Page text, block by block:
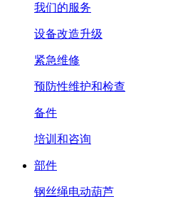
我们的服务
设备改造升级
紧急维修
预防性维护和检查
备件
培训和咨询
部件
钢丝绳电动葫芦